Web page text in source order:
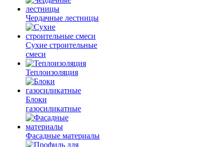
Чердачные лестницы
Сухие строительные
смеси
Теплоизоляция
Блоки
газосиликатные
Фасадные материалы